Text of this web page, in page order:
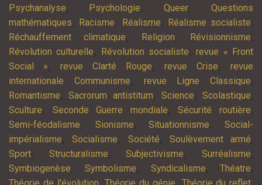
Psychanalyse, Psychologie, Queer,Questions
mathématiques, Racisme, Réalisme, Réalisme socialiste,
Réchauffement climatique, Religion, Révisionnisme,
Révolution culturelle, Révolution socialiste,revue « Front
Social », revue Clarté Rouge, revue Crise, revue
internationale Communisme, revue Ligne Classique,
Romantisme,Sacrorum antistitum, Science, Scolastique,
Sculture, Seconde Guerre mondiale,Sécurité routière,
Semi-féodalisme, Sionisme,Situationnisme,Social-
impérialisme,Socialisme, Société, Soulèvement armé,
Sport, Structuralisme,Subjectivisme,Surréalisme,
Symbiogenèse,Symbolisme, Syndicalisme,Théatre,